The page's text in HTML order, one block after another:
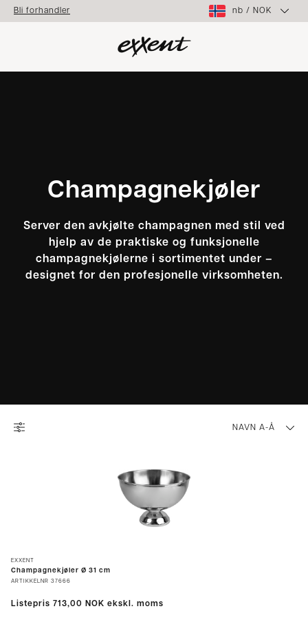
Bli forhandler nb / NOK
Champagnekjøler
Server den avkjølte champagnen med stil ved
hjelp av de praktiske og funksjonelle
champagnekjølerne i sortimentet under –
designet for den profesjonelle virksomheten.
NAVN A-Å
EXXENT
Champagnekjøler Ø 31 cm
ARTIKKELNR 37666
Listepris 713,00 NOK ekskl. moms